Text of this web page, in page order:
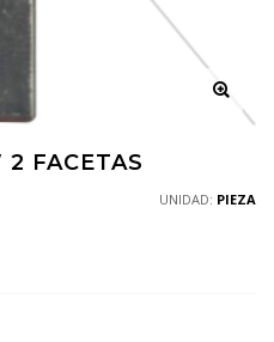
FACETAS
UNIDAD: PIEZA